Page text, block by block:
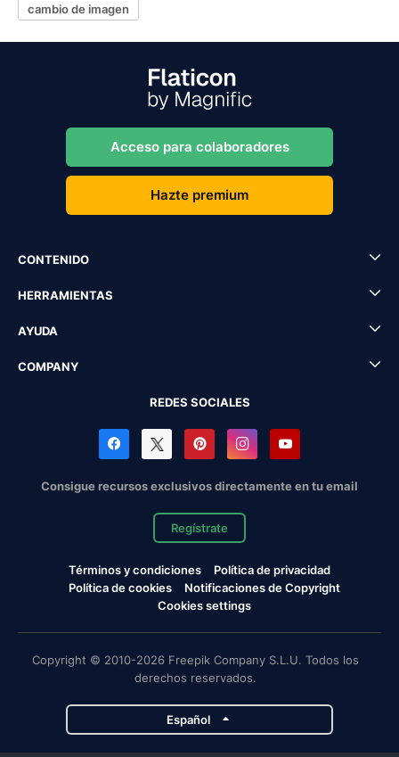
cambio de imagen
Acceso para colaboradores
Hazte premium
CONTENIDO
HERRAMIENTAS
AYUDA
COMPANY
REDES SOCIALES
Consigue recursos exclusivos directamente en tu email
Regístrate
Términos y condiciones
Política de privacidad
Política de cookies
Notificaciones de Copyright
Cookies settings
Copyright © 2010-2026 Freepik Company S.L.U. Todos los
derechos reservados.
Español